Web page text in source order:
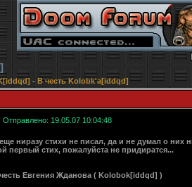
- В честь Kolobk'a[iddqd]
Отправлено: 19.05.07 10:04:48
ниразу стихи не писал, да и не думал о них
первый стих, пожалуйста не придиратся...
Евгения Жданова ( Kolobok[iddqd] )